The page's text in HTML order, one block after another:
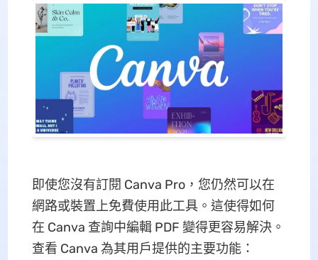
即使您沒有訂閱 Canva Pro，您仍然可以在
網路或裝置上免費使用此工具。這使得如何
在 Canva 查詢中編輯 PDF 變得更容易解決。
查看 Canva 為其用戶提供的主要功能：